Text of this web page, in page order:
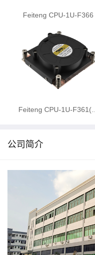
Feiteng CPU-1U-F366
Feiteng CPU-1U-F361(…
公司简介